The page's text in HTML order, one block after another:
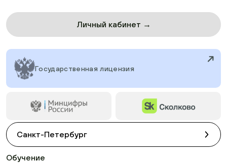
Личный кабинет →
Государственная лицензия
Санкт-Петербург
Обучение